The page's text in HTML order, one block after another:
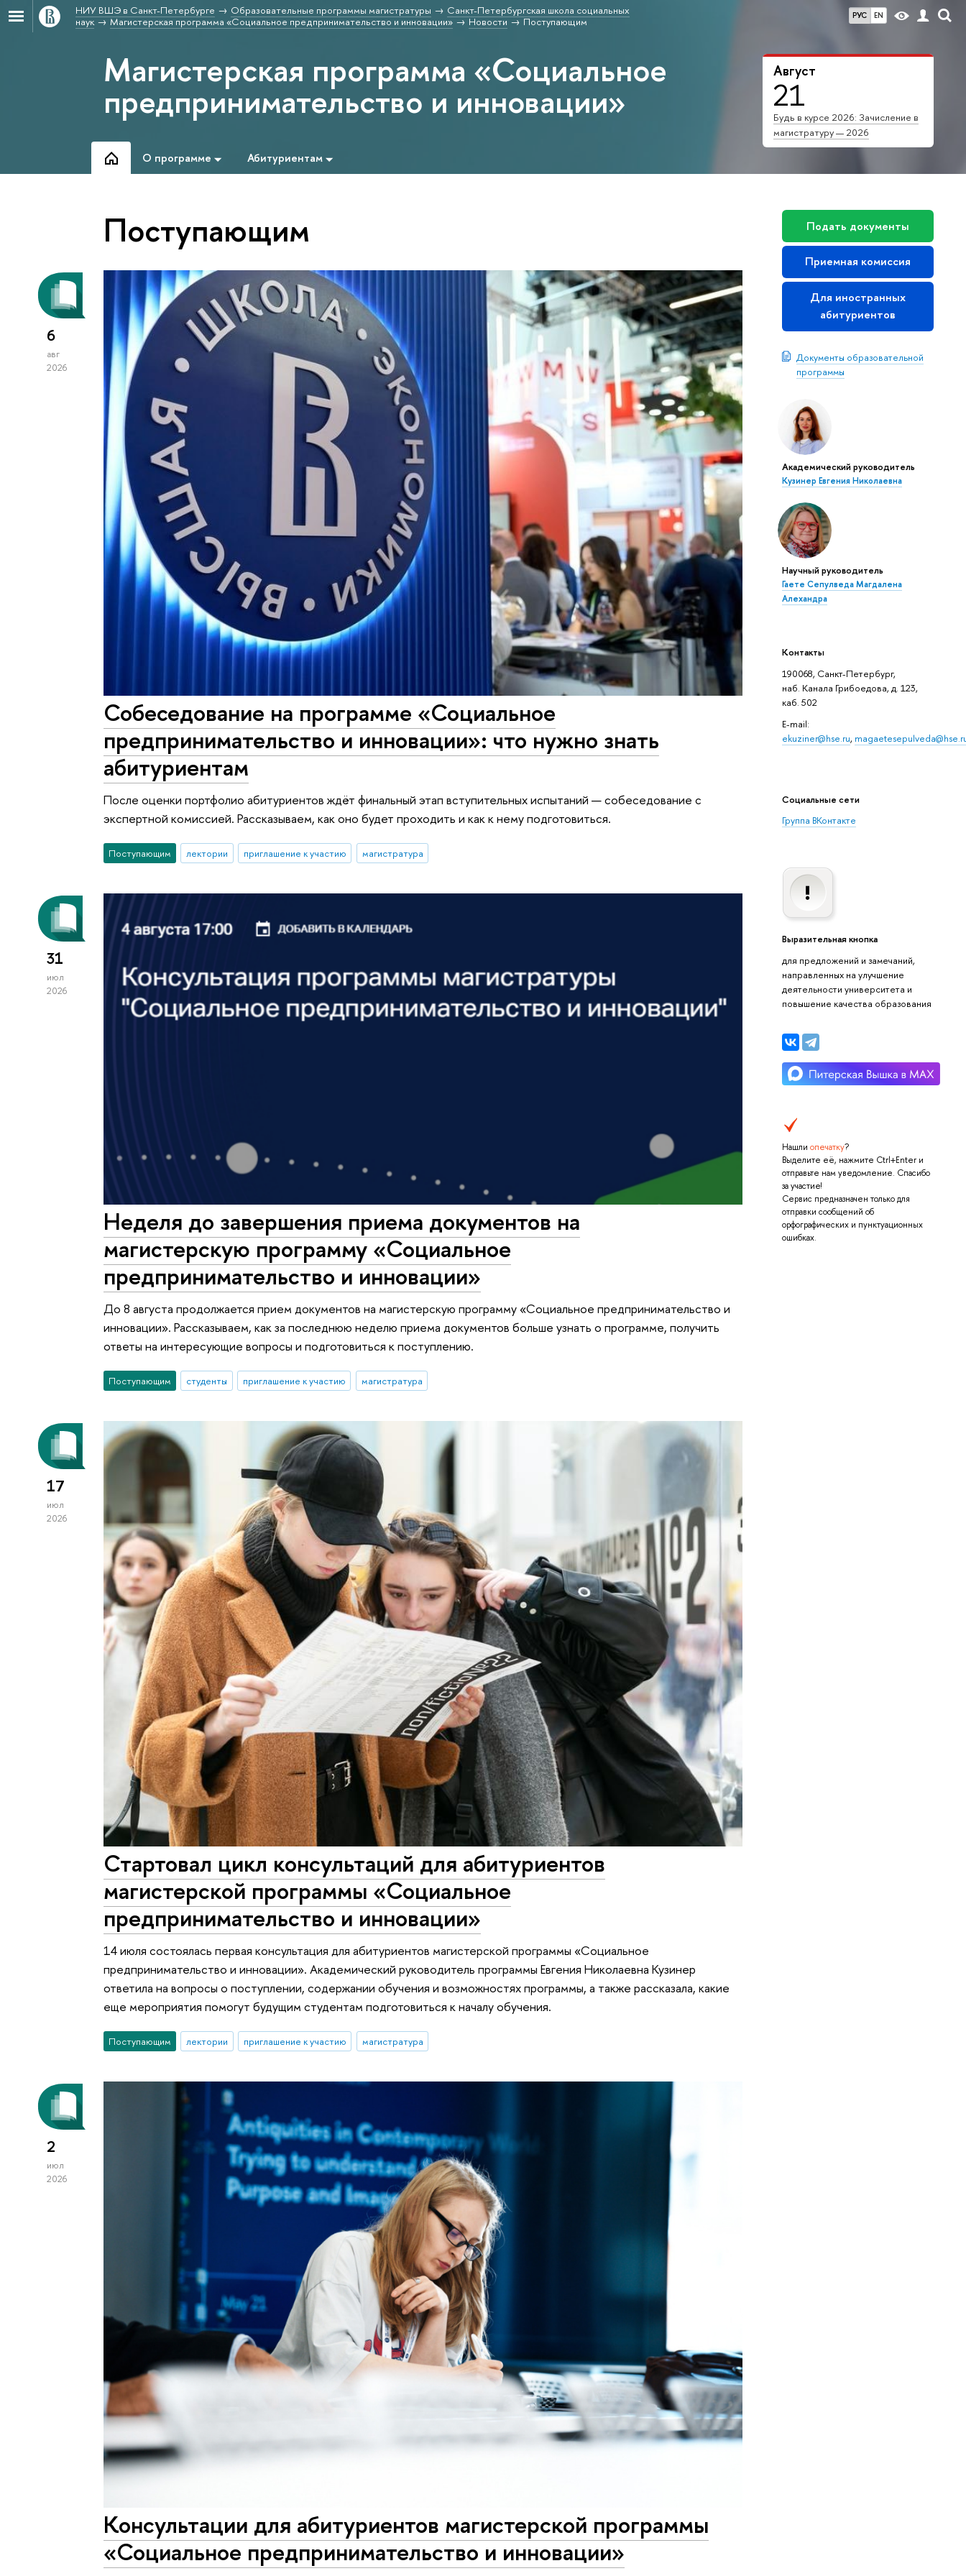
РУС EN
НИУ ВШЭ в Санкт-Петербурге Образовательные программы магистратуры
Санкт-Петербургская школа социальных
наук
Магистерская программа «Социальное предпринимательство и инновации» Новости Поступающим
Август
21
Будь в курсе 2026: Зачисление в
магистратуру — 2026
Магистерская программа «Социальное
предпринимательство и инновации»
О программе Абитуриентам
Подать документы
Приемная комиссия
Для иностранных
абитуриентов
Документы образовательной
программы
Академический руководитель
Кузинер Евгения Николаевна
Научный руководитель
Гаете Сепулведа Магдалена
Алехандра
Контакты
190068, Санкт-Петербург,
наб. Канала Грибоедова, д. 123,
каб. 502
E-mail:
ekuziner@hse.ru,
Социальные сети
Группа ВКонтакте
Выразительная кнопка
для предложений и замечаний,
направленных на улучшение
деятельности университета и
повышение качества образования
Нашли опечатку?
Выделите её, нажмите Ctrl+Enter и
отправьте нам уведомление. Спасибо
за участие!
Сервис предназначен только для
отправки сообщений об
орфографических и пунктуационных
ошибках.
Поступающим
6
авг
2026
Собеседование на программе «Социальное
предпринимательство и инновации»: что нужно знать
абитуриентам
После оценки портфолио абитуриентов ждёт финальный этап вступительных испытаний — собеседование с
экспертной комиссией. Рассказываем, как оно будет проходить и как к нему подготовиться.
Поступающим лектории приглашение к участию магистратура
31
июл
2026
Неделя до завершения приема документов на
магистерскую программу «Социальное
предпринимательство и инновации»
До 8 августа продолжается прием документов на магистерскую программу «Социальное предпринимательство и
инновации». Рассказываем, как за последнюю неделю приема документов больше узнать о программе, получить
ответы на интересующие вопросы и подготовиться к поступлению.
Поступающим студенты приглашение к участию магистратура
17
июл
2026
Стартовал цикл консультаций для абитуриентов
магистерской программы «Социальное
предпринимательство и инновации»
14 июля состоялась первая консультация для абитуриентов магистерской программы «Социальное
предпринимательство и инновации». Академический руководитель программы Евгения Николаевна Кузинер
ответила на вопросы о поступлении, содержании обучения и возможностях программы, а также рассказала, какие
еще мероприятия помогут будущим студентам подготовиться к началу обучения.
Поступающим лектории приглашение к участию магистратура
2
июл
2026
Консультации для абитуриентов магистерской программы
«Социальное предпринимательство и инновации»